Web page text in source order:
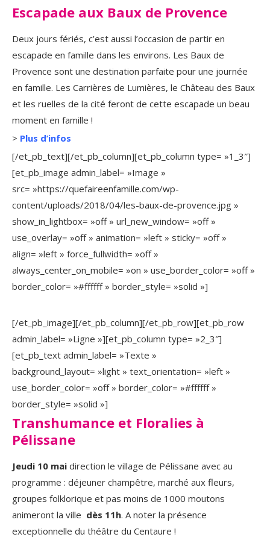
Escapade aux Baux de Provence
Deux jours fériés, c’est aussi l’occasion de partir en
escapade en famille dans les environs. Les Baux de
Provence sont une destination parfaite pour une journée
en famille. Les Carrières de Lumières, le Château des Baux
et les ruelles de la cité feront de cette escapade un beau
moment en famille !
> Plus d’infos
[/et_pb_text][/et_pb_column][et_pb_column type= »1_3″]
[et_pb_image admin_label= »Image »
src= »https://quefaireenfamille.com/wp-
content/uploads/2018/04/les-baux-de-provence.jpg »
show_in_lightbox= »off » url_new_window= »off »
use_overlay= »off » animation= »left » sticky= »off »
align= »left » force_fullwidth= »off »
always_center_on_mobile= »on » use_border_color= »off »
border_color= »#ffffff » border_style= »solid »]
[/et_pb_image][/et_pb_column][/et_pb_row][et_pb_row
admin_label= »Ligne »][et_pb_column type= »2_3″]
[et_pb_text admin_label= »Texte »
background_layout= »light » text_orientation= »left »
use_border_color= »off » border_color= »#ffffff »
border_style= »solid »]
Transhumance et Floralies à
Pélissane
Jeudi 10 mai direction le village de Pélissane avec au
programme : déjeuner champêtre, marché aux fleurs,
groupes folklorique et pas moins de 1000 moutons
animeront la ville dès 11h. A noter la présence
exceptionnelle du théâtre du Centaure !